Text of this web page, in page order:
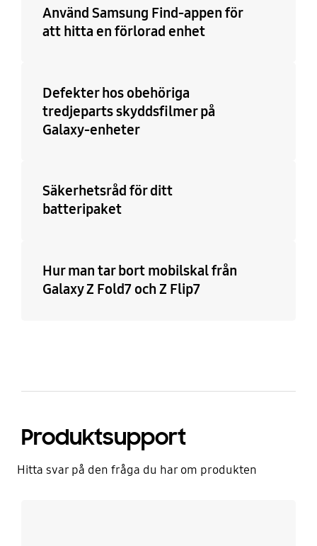
Använd Samsung Find-appen för
att hitta en förlorad enhet
Defekter hos obehöriga
tredjeparts skyddsfilmer på
Galaxy-enheter
Säkerhetsråd för ditt
batteripaket
Hur man tar bort mobilskal från
Galaxy Z Fold7 och Z Flip7
Produktsupport
Hitta svar på den fråga du har om produkten